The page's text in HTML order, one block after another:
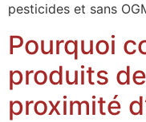
pesticides et sans
Pourquoi
produits
proximité